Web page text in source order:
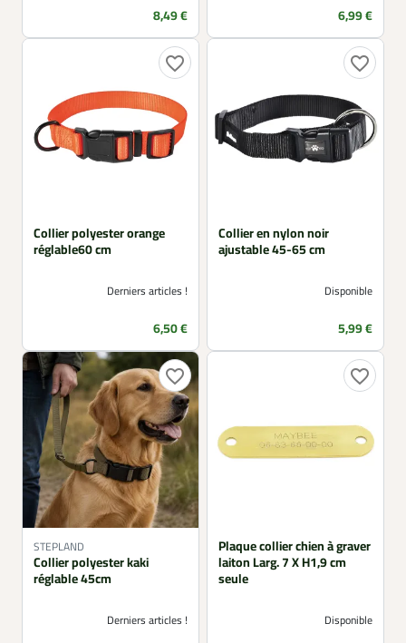
Prix
8,49 € Prix
6,99 €
favorite_border
Collier polyester orange
réglable60 cm
Derniers articles !
Prix
6,50 €
favorite_border
Collier en nylon noir
ajustable 45-65 cm
Disponible
Prix
5,99 €
favorite_border
STEPLAND
Collier polyester kaki
réglable 45cm
Derniers articles !
favorite_border
Plaque collier chien à graver
laiton Larg. 7 X H1,9 cm
seule
Disponible